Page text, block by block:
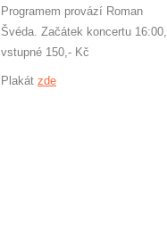
Programem provází Roman
Švéda. Začátek koncertu 16:00,
vstupné 150,- Kč
Plakát zde